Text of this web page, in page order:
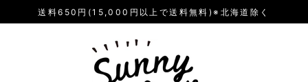
送料650円(15,000円以上で送料無料)※北海道除く